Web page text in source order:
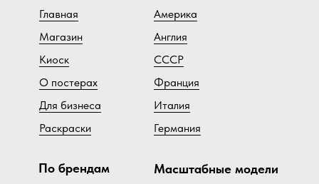
Главная
Магазин
Киоск
О постерах
Для бизнеса
Раскраски
По брендам
Америка
Англия
СССР
Франция
Италия
Германия
Масштабные модели